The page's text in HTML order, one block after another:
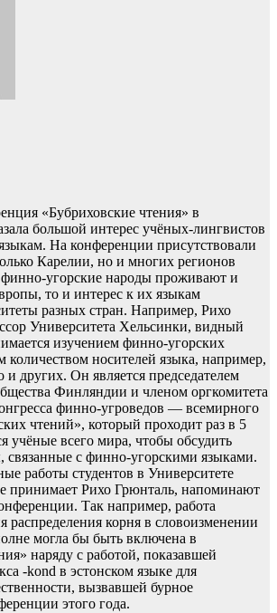
«Бубриховские чтения» в
большой интерес учёных-лингвистов
На конференции присутствовали
Карелии, но и многих регионов
угорские народы проживают и
то и интерес к их языкам
разных стран. Например, Рихо
Университета Хельсинки, видный
изучением финно-угорских
количеством носителей языка, например,
и других. Он является председателем
Финляндии и членом оргкомитета
финно-угроведов — всемирного
чтений», который проходит раз в 5
учёные всего мира, чтобы обсудить
связанные с финно-угорскими языками.
работы студентов в Университете
принимает Рихо Грюнталь, напоминают
Так например, работа
корня в словоизменении
могла бы быть включена в
наряду с работой, показавшей
-kond в эстонском языке для
вызвавшей бурное
этого года.